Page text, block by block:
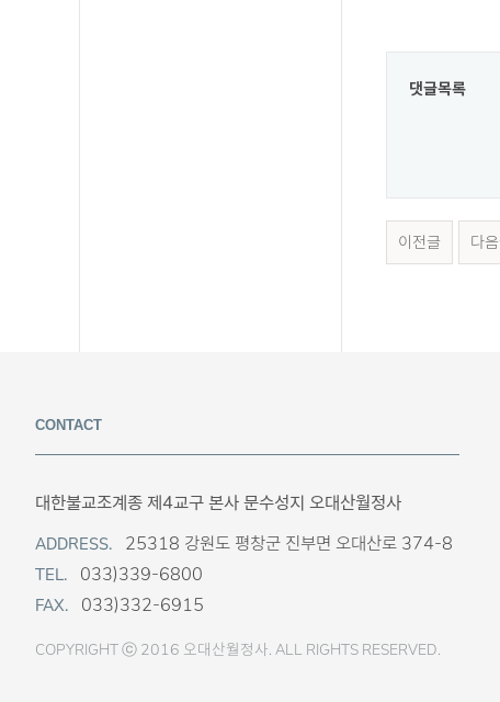
댓글목록
이전글 다
CONTACT
대한불교조계종 제4교구 본사 문수성지 오대산월정사
ADDRESS. 25318 강원도 평창군 진부면 오대산로 374-8
TEL. 033)339-6800
FAX. 033)332-6915
COPYRIGHT ⓒ 2016 오대산월정사. ALL RIGHTS RESERVED.